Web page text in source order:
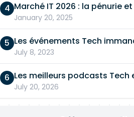
January 20, 2025
July 8, 2023
July 20, 2026